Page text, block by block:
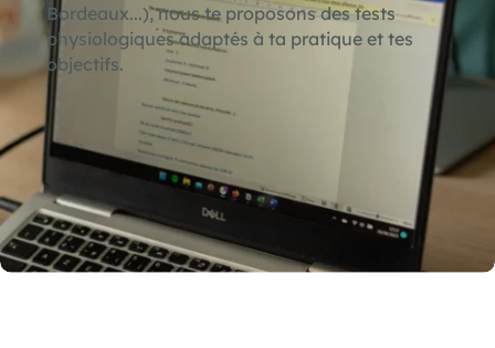
Bordeaux...), nous te proposons des tests
physiologiques adaptés à ta pratique et tes
objectifs.